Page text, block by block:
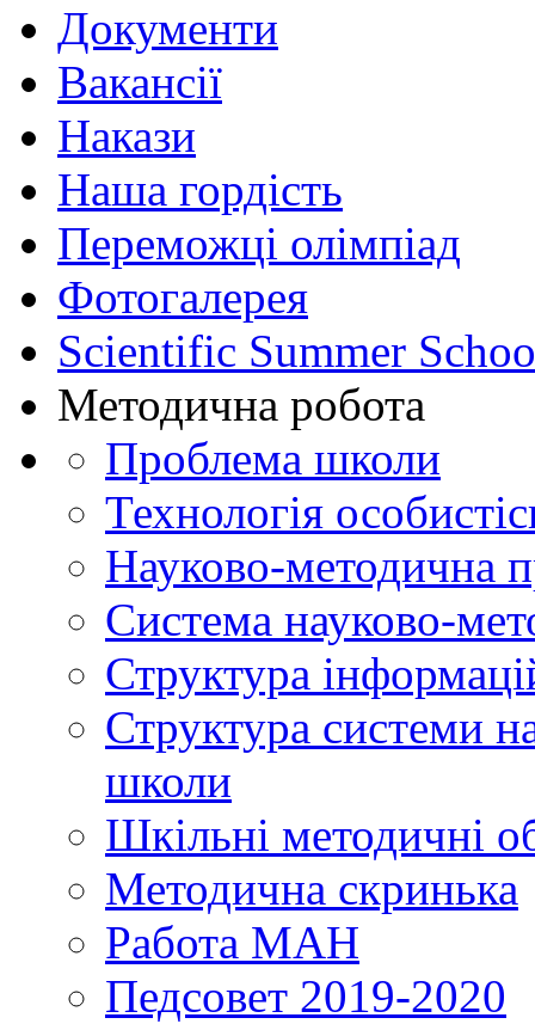
Документи
Вакансії
Накази
Наша гордість
Переможці олімпіад
Фотогалерея
Scientific Summer
Методична робота
Проблема школи
Технологія
Науково-методична
Система науково-
Структура
Структура системи
школи
Шкільні методичні
Методична скринька
Работа МАН
Педсовет 2019-2020